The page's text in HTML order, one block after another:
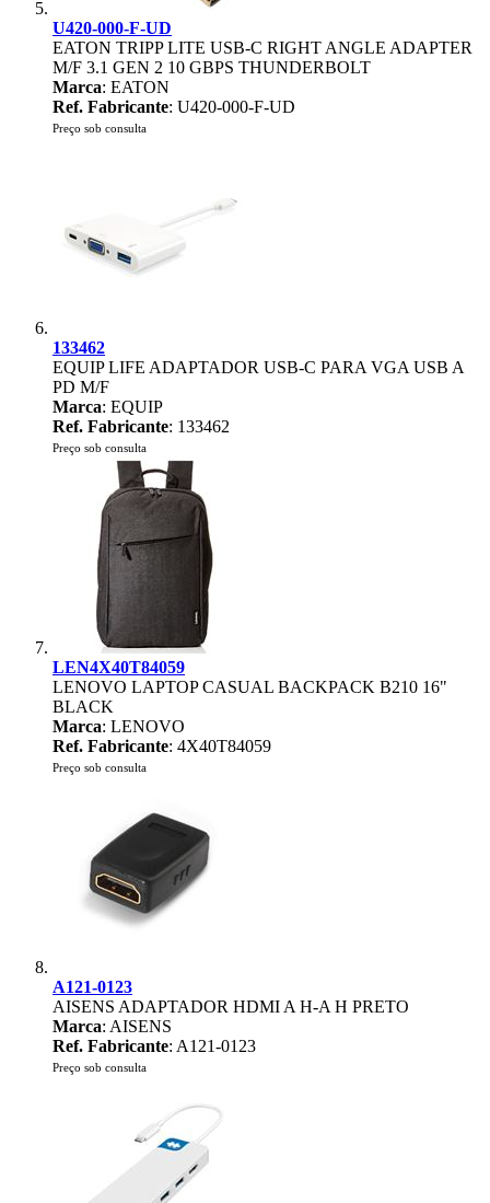
U420-000-F-UD
EATON TRIPP LITE USB-C RIGHT ANGLE ADAPTER
M/F 3.1 GEN 2 10 GBPS THUNDERBOLT
Marca: EATON
Ref. Fabricante: U420-000-F-UD
Preço sob consulta
133462
EQUIP LIFE ADAPTADOR USB-C PARA VGA USB A
PD M/F
Marca: EQUIP
Ref. Fabricante: 133462
Preço sob consulta
LEN4X40T84059
LENOVO LAPTOP CASUAL BACKPACK B210 16"
BLACK
Marca: LENOVO
Ref. Fabricante: 4X40T84059
Preço sob consulta
A121-0123
AISENS ADAPTADOR HDMI A H-A H PRETO
Marca: AISENS
Ref. Fabricante: A121-0123
Preço sob consulta